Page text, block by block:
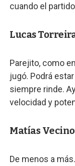
cuando el
Lucas
Parejito, como
jugó. Podrá
siempre rinde.
velocidad y
Matías
De menos a